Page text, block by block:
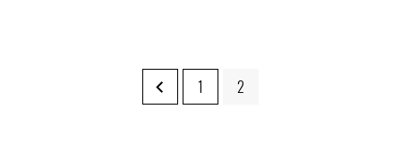
1 2